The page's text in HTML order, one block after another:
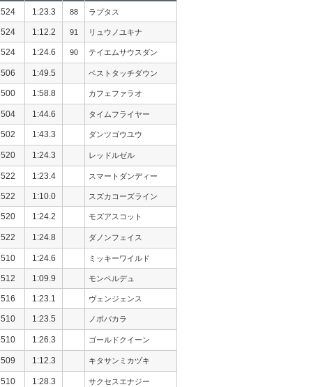
524 1:23.3 88 ラプタス
524 1:12.2 91 リュウノユキナ
524 1:24.6 90 テイエムサウスダン
506 1:49.5 ベストタッチダウン
500 1:58.8 カフェファラオ
504 1:44.6 タイムフライヤー
502 1:43.3 ダンツゴウユウ
520 1:24.3 レッドルゼル
522 1:23.4 スマートダンディー
522 1:10.0 スズカコーズライン
520 1:24.2 モズアスコット
522 1:24.8 ダノンフェイス
510 1:24.6 ミッキーワイルド
512 1:09.9 モンペルデュ
516 1:23.1 ヴェンジェンス
510 1:23.5 ノボバカラ
510 1:26.3 ゴールドクイーン
509 1:12.3 キタサンミカヅキ
510 1:28.3 サクセスエナジー